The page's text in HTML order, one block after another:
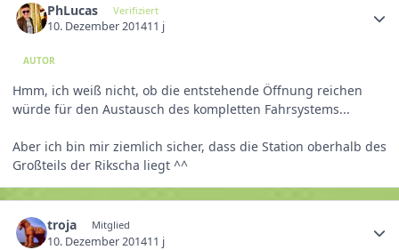
PhLucas Verifiziert
10. Dezember 201411 j
AUTOR
Hmm, ich weiß nicht, ob die entstehende Öffnung reichen
würde für den Austausch des kompletten Fahrsystems...
Aber ich bin mir ziemlich sicher, dass die Station oberhalb des
Großteils der Rikscha liegt ^^
troja Mitglied
10. Dezember 201411 j